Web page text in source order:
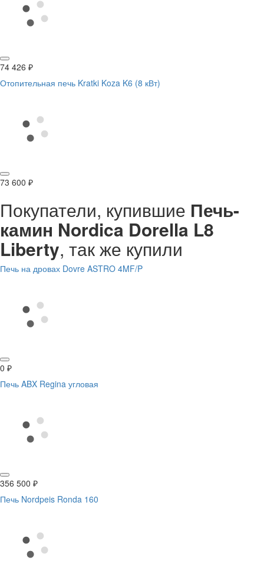
74 426 ₽
Отопительная печь Kratki Koza K6 (8 кВт)
73 600 ₽
Покупатели, купившие Печь-
камин Nordica Dorella L8
Liberty, так же купили
Печь на дровах Dovre ASTRO 4MF/P
0 ₽
Печь ABX Regina угловая
356 500 ₽
Печь Nordpeis Ronda 160